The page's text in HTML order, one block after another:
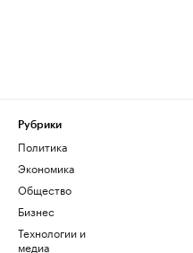
Рубрики
Политика
Экономика
Общество
Бизнес
Технологии и
медиа